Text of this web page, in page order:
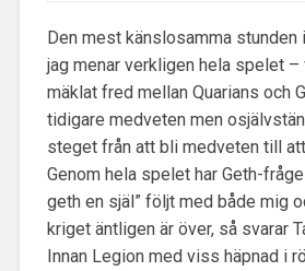
Den mest känslosamma
jag menar verkligen hela spelet
mäklat fred mellan Quarians och
tidigare medveten men
steget från att bli medveten till
Genom hela spelet har Geth-
geth en själ” följt med både mig
kriget äntligen är över, så svarar
Innan Legion med viss häpnad i